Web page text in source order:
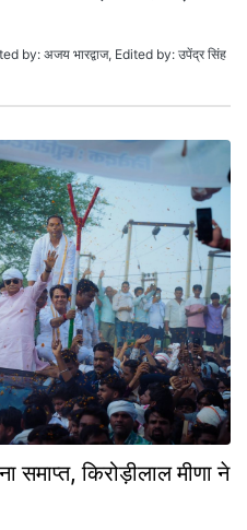
by: अजय भारद्वाज, Edited by: उपेंद्र सिंह
समाप्त, किरोड़ीलाल मीणा ने